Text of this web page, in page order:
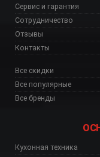
Сервис и гарантия
Сотрудничество
Отзывы
Контакты
Все скидки
Все популярные
Все бренды
Кухонная техника